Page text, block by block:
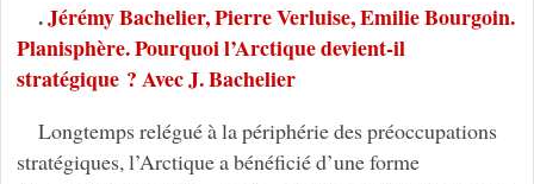
.Jérémy Bachelier, Pierre Verluise, Emilie Bourgoin.
Planisphère. Pourquoi l’Arctique devient-il
stratégique ? Avec J. Bachelier
Longtemps relégué à la périphérie des préoccupations
stratégiques, l’Arctique a bénéficié d’une forme